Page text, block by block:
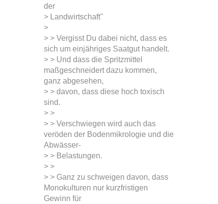
der
> Landwirtschaft"
>
> > Vergisst Du dabei nicht, dass es
sich um einjähriges Saatgut handelt.
> > Und dass die Spritzmittel
maßgeschneidert dazu kommen,
ganz abgesehen,
> > davon, dass diese hoch toxisch
sind.
> >
> > Verschwiegen wird auch das
veröden der Bodenmikrologie und die
Abwässer-
> > Belastungen.
> >
> > Ganz zu schweigen davon, dass
Monokulturen nur kurzfristigen
Gewinn für